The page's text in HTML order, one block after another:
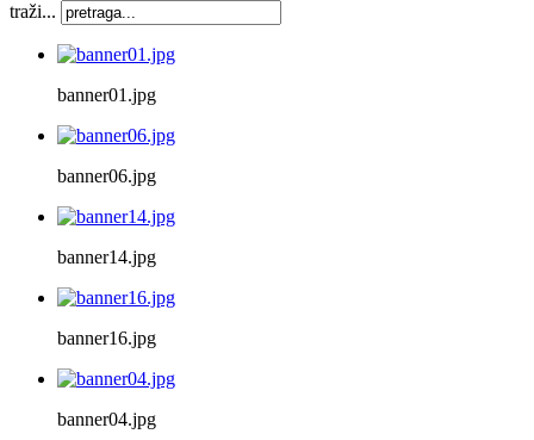
traži...
banner01.jpg
banner06.jpg
banner14.jpg
banner16.jpg
banner04.jpg